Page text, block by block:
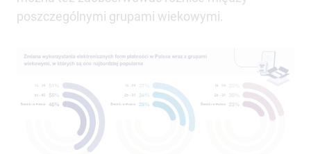
poszczególnymi grupami wiekowymi.